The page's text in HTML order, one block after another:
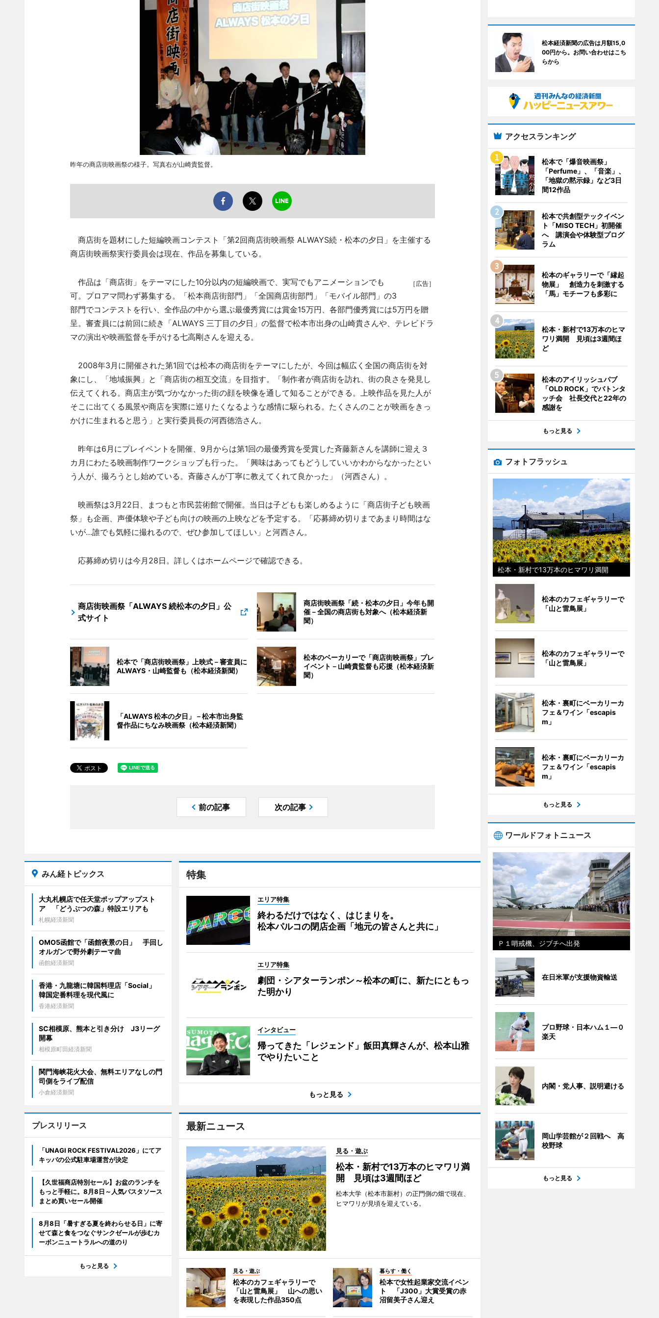
昨年の商店街映画祭の様子。写真右が山崎貴監督。
商店街を題材にした短編映画コンテスト「第2回商店街映画祭 ALWAYS続・松本の夕日」を主催する
商店街映画祭実行委員会は現在、作品を募集している。
［広告］
作品は「商店街」をテーマにした10分以内の短編映画で、実写でもアニメーションでも
可。プロアマ問わず募集する。「松本商店街部門」「全国商店街部門」「モバイル部門」の3
部門でコンテストを行い、全作品の中から選ぶ最優秀賞には賞金15万円、各部門優秀賞には5万円を贈
呈。審査員には前回に続き「ALWAYS 三丁目の夕日」の監督で松本市出身の山崎貴さんや、テレビドラ
マの演出や映画監督を手がける七高剛さんを迎える。
2008年3月に開催された第1回では松本の商店街をテーマにしたが、今回は幅広く全国の商店街を対
象にし、「地域振興」と「商店街の相互交流」を目指す。「制作者が商店街を訪れ、街の良さを発見し
伝えてくれる。商店主が気づかなかった街の顔を映像を通して知ることができる。上映作品を見た人が
そこに出てくる風景や商店を実際に巡りたくなるような感情に駆られる。たくさんのことが映画をきっ
かけに生まれると思う」と実行委員長の河西徳浩さん。
昨年は6月にプレイベントを開催、9月からは第1回の最優秀賞を受賞した斉藤新さんを講師に迎え３
カ月にわたる映画制作ワークショップも行った。「興味はあってもどうしていいかわからなかったとい
う人が、撮ろうとし始めている。斉藤さんが丁寧に教えてくれて良かった」（河西さん）。
映画祭は3月22日、まつもと市民芸術館で開催。当日は子どもも楽しめるように「商店街子ども映画
祭」も企画、声優体験や子ども向けの映画の上映などを予定する。「応募締め切りまであまり時間はな
いが…誰でも気軽に撮れるので、ぜひ参加してほしい」と河西さん。
応募締め切りは今月28日。詳しくはホームページで確認できる。
商店街映画祭「ALWAYS 続松本の夕日」公
式サイト
商店街映画祭「続・松本の夕日」今年も開
催－全国の商店街も対象へ（松本経済新
聞）
松本で「商店街映画祭」上映式－審査員に
ALWAYS・山崎監督も（松本経済新聞）
松本のベーカリーで「商店街映画祭」プレ
イベント－山崎貴監督も応援（松本経済新
聞）
「ALWAYS 松本の夕日」－松本市出身監
督作品にちなみ映画祭（松本経済新聞）
前の記事 次の記事
特集
エリア特集
終わるだけではなく、はじまりを。
松本パルコの閉店企画「地元の皆さんと共に」
エリア特集
劇団・シアターランポン～松本の町に、新たにともっ
た明かり
インタビュー
帰ってきた「レジェンド」飯田真輝さんが、松本山雅
でやりたいこと
もっと見る
最新ニュース
見る・遊ぶ
松本・新村で13万本のヒマワリ満
開 見頃は3週間ほど
松本大学（松本市新村）の正門側の畑で現在、
ヒマワリが見頃を迎えている。
見る・遊ぶ
松本のカフェギャラリーで
「山と雷鳥展」 山への思い
を表現した作品350点
暮らす・働く
松本で女性起業家交流イベン
ト 「J300」大賞受賞の赤
沼留美子さん迎え
みん経トピックス
大丸札幌店で任天堂ポップアップスト
ア 「どうぶつの森」特設エリアも
札幌経済新聞
OMO5函館で「函館夜景の日」 手回し
オルガンで野外劇テーマ曲
函館経済新聞
香港・九龍塘に韓国料理店「Social」
韓国定番料理を現代風に
香港経済新聞
SC相模原、熊本と引き分け J3リーグ
開幕
相模原町田経済新聞
関門海峡花火大会、無料エリアなしの門
司側をライブ配信
小倉経済新聞
プレスリリース
「UNAGI ROCK FESTIVAL2026」にてア
キッパの公式駐車場運営が決定
【久世福商店特別セール】お盆のランチを
もっと手軽に。8月8日～人気パスタソース
まとめ買いセール開催
8月8日「暑すぎる夏を終わらせる日」に寄
せて森と食をつなぐサンクゼールが歩むカ
ーボンニュートラルへの道のり
もっと見る
松本経済新聞の広告は月額15,0
00円から。お問い合わせはこち
らから
アクセスランキング
松本で「爆音映画祭」
「Perfume」、「音楽」、
「地獄の黙示録」など3日
間12作品
松本で共創型テックイベン
ト「MISO TECH」初開催
へ 講演会や体験型プログ
ラム
松本のギャラリーで「縁起
物展」 創造力を刺激する
「馬」モチーフも多彩に
松本・新村で13万本のヒマ
ワリ満開 見頃は3週間ほ
ど
松本のアイリッシュパブ
「OLD ROCK」でバトンタ
ッチ会 社長交代と22年の
感謝を
もっと見る
フォトフラッシュ
松本・新村で13万本のヒマワリ満開
松本のカフェギャラリーで
「山と雷鳥展」
松本のカフェギャラリーで
「山と雷鳥展」
松本・裏町にベーカリーカ
フェ＆ワイン「escapis
m」
松本・裏町にベーカリーカ
フェ＆ワイン「escapis
m」
もっと見る
ワールドフォトニュース
Ｐ１哨戒機、ジブチへ出発
在日米軍が支援物資輸送
プロ野球・日本ハム１―０
楽天
内閣・党人事、説明避ける
岡山学芸館が２回戦へ 高
校野球
もっと見る